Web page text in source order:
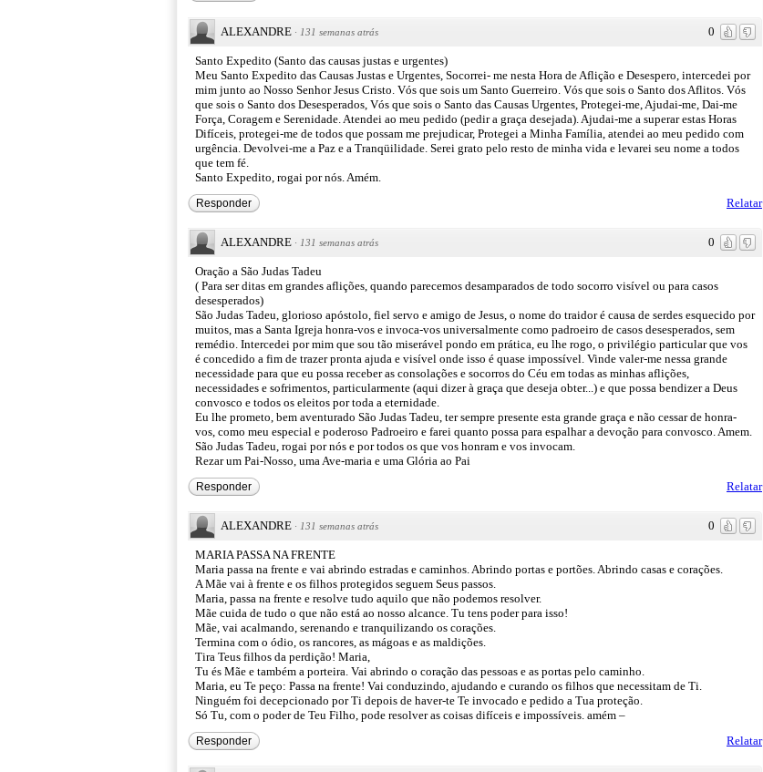
0
ALEXANDRE · 131 semanas atrás
Santo Expedito (Santo das causas justas e urgentes)
Meu Santo Expedito das Causas Justas e Urgentes, Socorrei- me nesta Hora de Aflição e Desespero, intercedei por
mim junto ao Nosso Senhor Jesus Cristo. Vós que sois um Santo Guerreiro. Vós que sois o Santo dos Aflitos. Vós
que sois o Santo dos Desesperados, Vós que sois o Santo das Causas Urgentes, Protegei-me, Ajudai-me, Dai-me
Força, Coragem e Serenidade. Atendei ao meu pedido (pedir a graça desejada). Ajudai-me a superar estas Horas
Difíceis, protegei-me de todos que possam me prejudicar, Protegei a Minha Família, atendei ao meu pedido com
urgência. Devolvei-me a Paz e a Tranqüilidade. Serei grato pelo resto de minha vida e levarei seu nome a todos
que tem fé.
Santo Expedito, rogai por nós. Amém.
Relatar
Responder
0
ALEXANDRE · 131 semanas atrás
Oração a São Judas Tadeu
( Para ser ditas em grandes aflições, quando parecemos desamparados de todo socorro visível ou para casos
desesperados)
São Judas Tadeu, glorioso apóstolo, fiel servo e amigo de Jesus, o nome do traidor é causa de serdes esquecido por
muitos, mas a Santa Igreja honra-vos e invoca-vos universalmente como padroeiro de casos desesperados, sem
remédio. Intercedei por mim que sou tão miserável pondo em prática, eu lhe rogo, o privilégio particular que vos
é concedido a fim de trazer pronta ajuda e visível onde isso é quase impossível. Vinde valer-me nessa grande
necessidade para que eu possa receber as consolações e socorros do Céu em todas as minhas aflições,
necessidades e sofrimentos, particularmente (aqui dizer à graça que deseja obter...) e que possa bendizer a Deus
convosco e todos os eleitos por toda a eternidade.
Eu lhe prometo, bem aventurado São Judas Tadeu, ter sempre presente esta grande graça e não cessar de honra-
vos, como meu especial e poderoso Padroeiro e farei quanto possa para espalhar a devoção para convosco. Amem.
São Judas Tadeu, rogai por nós e por todos os que vos honram e vos invocam.
Rezar um Pai-Nosso, uma Ave-maria e uma Glória ao Pai
Relatar
Responder
0
ALEXANDRE · 131 semanas atrás
MARIA PASSA NA FRENTE
Maria passa na frente e vai abrindo estradas e caminhos. Abrindo portas e portões. Abrindo casas e corações.
A Mãe vai à frente e os filhos protegidos seguem Seus passos.
Maria, passa na frente e resolve tudo aquilo que não podemos resolver.
Mãe cuida de tudo o que não está ao nosso alcance. Tu tens poder para isso!
Mãe, vai acalmando, serenando e tranquilizando os corações.
Termina com o ódio, os rancores, as mágoas e as maldições.
Tira Teus filhos da perdição! Maria,
Tu és Mãe e também a porteira. Vai abrindo o coração das pessoas e as portas pelo caminho.
Maria, eu Te peço: Passa na frente! Vai conduzindo, ajudando e curando os filhos que necessitam de Ti.
Ninguém foi decepcionado por Ti depois de haver-te Te invocado e pedido a Tua proteção.
Só Tu, com o poder de Teu Filho, pode resolver as coisas difíceis e impossíveis. amém –
Relatar
Responder